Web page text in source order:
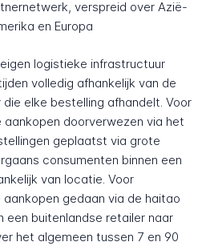
verspreid over Azië-
en Europa
logistieke infrastructuur
volledig afhankelijk van de
elke bestelling afhandelt. Voor
aankopen doorverwezen via het
geplaatst via grote
consumenten binnen een
van locatie. Voor
gedaan via de haitao
een buitenlandse retailer naar
het algemeen tussen 7 en 90